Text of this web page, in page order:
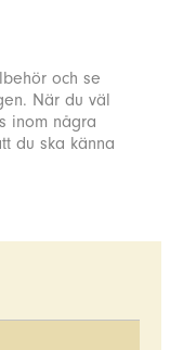
och se
När du väl
inom några
du ska känna